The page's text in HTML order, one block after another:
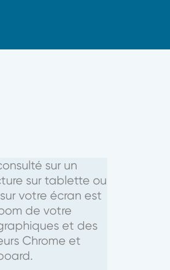
sur un
sur tablette ou
votre écran est
de votre
et des
Chrome et